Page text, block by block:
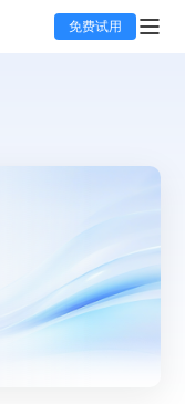
免费试用